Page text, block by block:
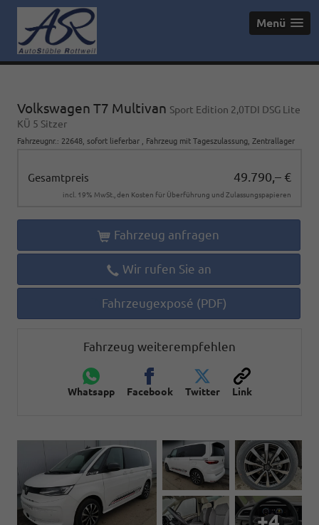
Menü
Volkswagen T7 Multivan Sport Edition 2,0TDI DSG Lite
KÜ 5 Sitzer
Fahrzeugnr. : 22648 sofort lieferbar Fahrzeug mit Tageszulassung , Zentrallager
Gesamtpreis 49.790,– €
incl. 19% MwSt., den Kosten für Überführung und Zulassungspapieren
Fahrzeug anfragen
Wir rufen Sie an
Fahrzeugexposé (PDF)
Fahrzeug weiterempfehlen
Whatsapp Facebook Twitter Link